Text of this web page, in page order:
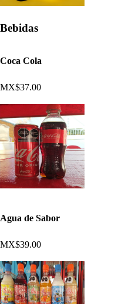
Bebidas
Coca Cola
MX$37.00
Agua de Sabor
MX$39.00